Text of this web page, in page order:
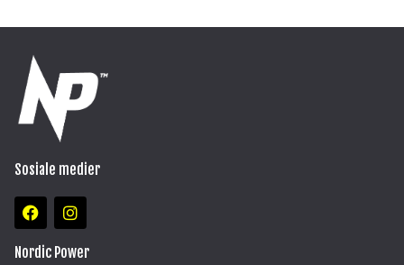
Sosiale medier
F
a
e
I
n
t
Nordic Power